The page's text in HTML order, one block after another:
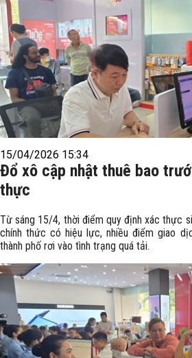
15/04/2026 15:34
Đổ xô cập nhật thuê bao
thực
Từ sáng 15/4, thời điểm quy định xác thực
chính thức có hiệu lực, nhiều điểm giao
thành phố rơi vào tình trạng quá tải.